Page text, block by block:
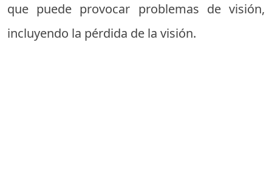
que puede provocar problemas de visión,
incluyendo la pérdida de la visión.